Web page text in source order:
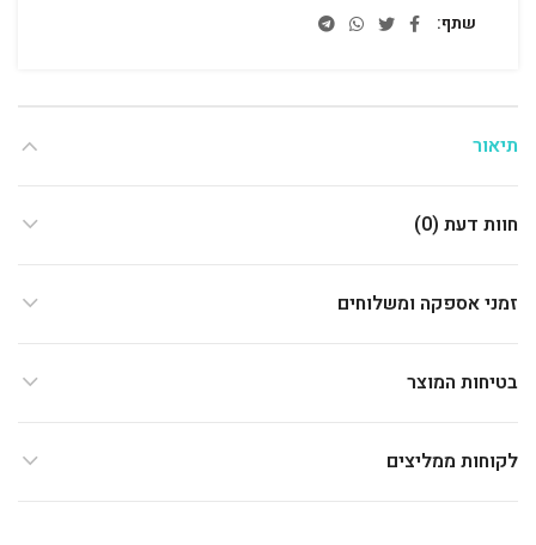
שתף
תיאור
חוות דעת (0)
זמני אספקה ומשלוחים
בטיחות המוצר
לקוחות ממליצים